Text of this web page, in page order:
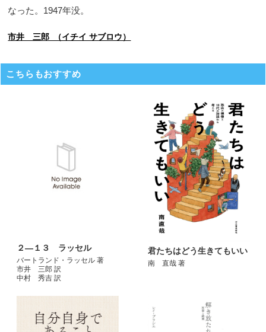
なった。1947年没。
市井 三郎 （イチイ サブロウ）
こちらもおすすめ
２―１３ ラッセル
バートランド・ラッセル 著
市井 三郎 訳
中村 秀吉 訳
君たちはどう生きてもいい
南 直哉 著